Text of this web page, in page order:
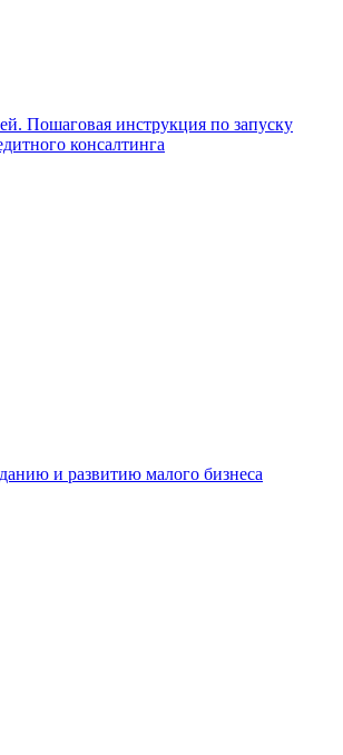
Пошаговая инструкция по запуску
консалтинга
и развитию малого бизнеса